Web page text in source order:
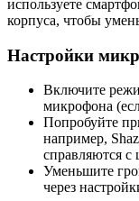
используете
корпуса, чтобы
Настройки
Включите
микрофона
Попробуйте
например,
справляются
Уменьшите
через